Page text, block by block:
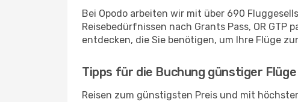
Bei Opodo arbeiten wir mit über 690
Reisebedürfnissen nach Grants Pass, OR
entdecken, die Sie benötigen, um Ihre Flüge
Tipps für die Buchung günstiger
Reisen zum günstigsten Preis und mit